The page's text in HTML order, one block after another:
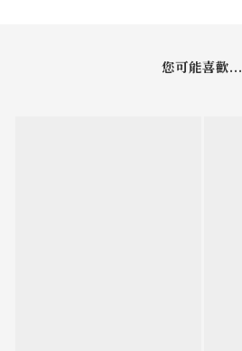
您可能喜歡...